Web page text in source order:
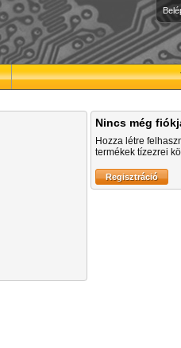
Nincs még
Hozza létre
termékek tízezrei